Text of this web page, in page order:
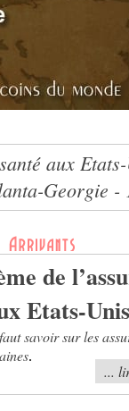
aux
Georgie -
de
Etats-Unis
faut savoir sur les
.
...